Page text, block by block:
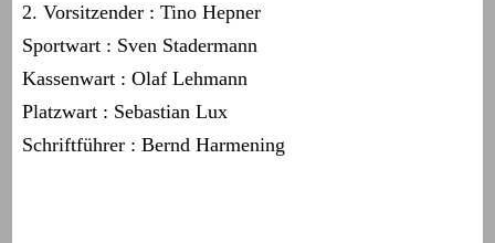
2. Vorsitzender : Tino Hepner
Sportwart : Sven Stadermann
Kassenwart : Olaf Lehmann
Platzwart : Sebastian Lux
Schriftführer : Bernd Harmening